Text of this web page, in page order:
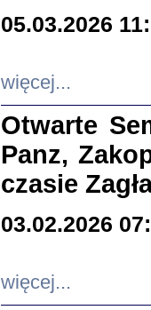
05.03.2026
więcej...
Otwarte
Panz,
czasie
03.02.2026
więcej...